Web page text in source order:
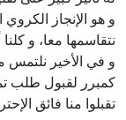
و هو الإنجاز
نتقاسمها معا، و
و في الأخير نلتمس
كمبرر لقبول طلب
تقبلوا منا فائق